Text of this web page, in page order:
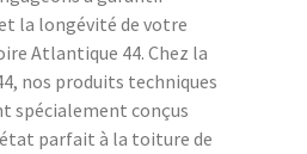
la longévité de votre
Atlantique 44. Chez la
nos produits techniques
spécialement conçus
parfait à la toiture de